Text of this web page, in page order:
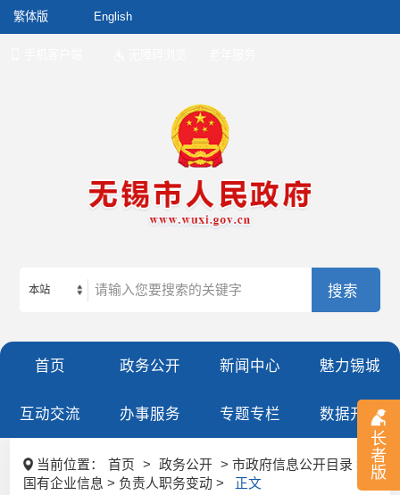
繁体版 English
长
者
版
本站
首页 政务公开 新闻中心 魅力锡城
互动交流 办事服务 专题专栏 数据开放
当前位置： 首页 > 政务公开
> 市政府信息公开目录 >
国有企业信息 > 负责人职务变动 >
正文